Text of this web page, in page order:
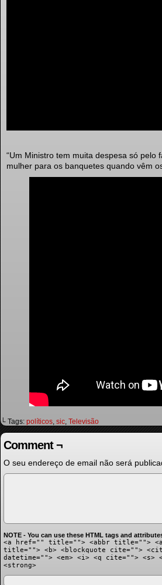
“Um Ministro tem muita despesa só
mulher para os banquetes quando vêm
└ Tags: políticos, sic, Televisão
Comment ¬
O seu endereço de email não será
NOTE - You can use these HTML tags and
<a href="" title=""> <abbr title="">
title=""> <b> <blockquote cite="">
datetime=""> <em> <i> <q cite=""> <s>
<strong>